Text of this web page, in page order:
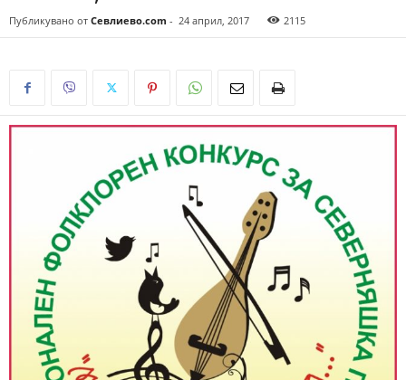
Публикувано от Севлиево.com - 24 април, 2017 2115